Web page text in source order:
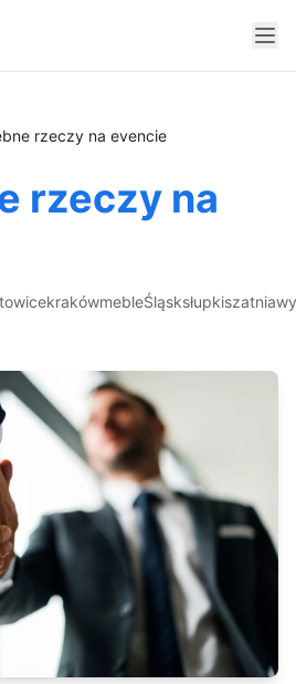
rzeczy na evencie
rzeczy na
krakówmebleŚląsksłupkiszatnia